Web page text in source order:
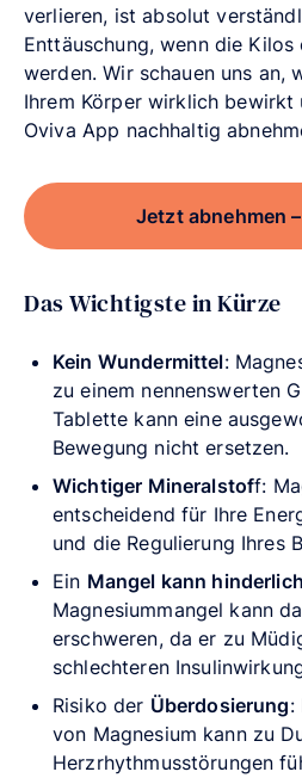
verlieren, ist absolut
Enttäuschung, wenn die
werden. Wir schauen uns an,
Ihrem Körper wirklich bewirkt
Oviva App nachhaltig
Jetzt abnehmen
Das Wichtigste in Kürze
Kein Wundermittel:
zu einem nennenswerten
Tablette kann eine
Bewegung nicht ersetzen.
Wichtiger Mineralstoff:
entscheidend für Ihre
und die Regulierung Ihres
Ein Mangel kann
Magnesiummangel kann
erschweren, da er zu
schlechteren
Risiko der Überdosierung:
von Magnesium kann zu
Herzrhythmusstörungen